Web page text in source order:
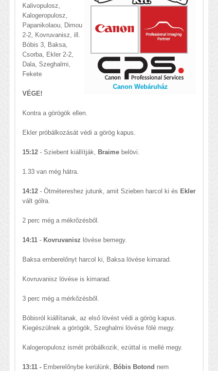
Canon Webáruház
Kalivopulosz,
Kalogeropulosz,
Papanikolaou, Dimou
2-2, Kovruvanisz, ill.
Bóbis 3, Baksa,
Csorba, Ekler 2-2,
Dala, Szeghalmi,
Fekete
VÉGE!
Kontra a görögök ellen.
Ekler próbálkozását védi a görög kapus.
15:12 - Sziebent kiállítják, Braime belövi.
1.33 van még hátra.
14:12 - Ötmétereshez jutunk, amit Szieben harcol ki és Ekler
vált gólra.
2 perc még a mékrőzésből.
14:11 - Kovruvanisz lövése bemegy.
Baksa emberelőnyt harcol ki, Baksa lövése kimarad.
Kovruvanisz lövése is kimarad.
3 perc még a mérkőzésből.
Bóbisról kiállítanak, az első lövést védi a görög kapus.
Kiegészülnek a görögök, Szeghalmi lövése fölé megy.
Kalogeropulosz ismét próbálkozik, ezúttal is mellé megy.
13:11 - Emberelőnybe kerülünk, Bóbis Botond nem